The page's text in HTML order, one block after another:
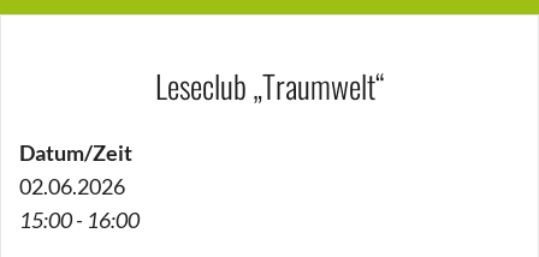
Leseclub „Traumwelt“
Datum/Zeit
02.06.2026
15:00 - 16:00